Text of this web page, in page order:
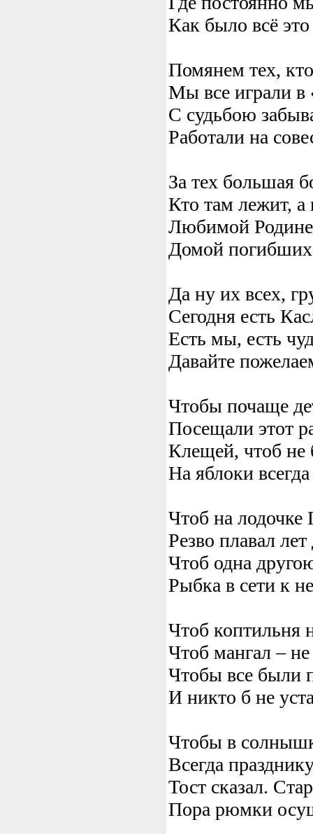
Как было всё
Помянем тех,
Мы все играли в
С судьбою
Работали на
За тех большая
Кто там лежит, а
Любимой Родине
Домой погибших
Да ну их всех,
Сегодня есть
Есть мы, есть
Давайте
Чтобы почаще
Посещали этот
Клещей, чтоб не
На яблоки
Чтоб на лодочке
Резво плавал лет
Чтоб одна
Рыбка в сети к
Чтоб коптильня
Чтоб мангал –
Чтобы все были
И никто б не
Чтобы в
Всегда
Тост сказал.
Пора рюмки